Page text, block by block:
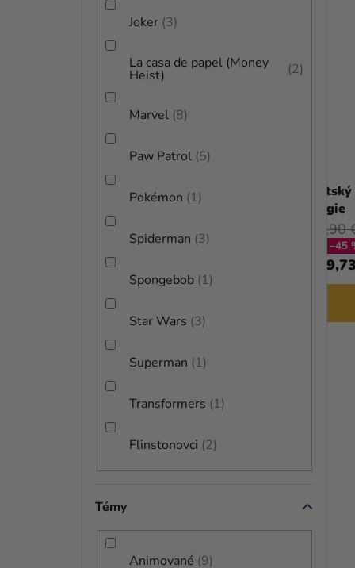
Joker 3
La casa de papel (Money
Heist) 2
Marvel 8
Paw Patrol 5
Pokémon 1
Spiderman 3
Spongebob 1
Star Wars 3
Superman 1
Transformers 1
Flinstonovci 2
Témy
Animované 9
Detský kostým - Malý upír
25,99 € (–11 %)
DETAIL
mágie
17,90
(až –45
Priemerné